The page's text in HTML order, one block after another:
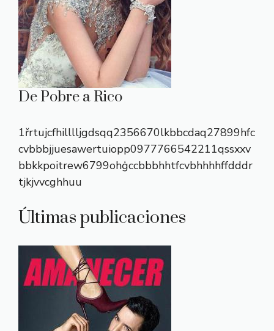
De Pobre a Rico
1řrtujcfhilllljgdsqq2356670lkbbcdaq27899hfc
cvbbbjjuesawertuiopp0977766542211qssxxv
bbkkpoitrew6799ohģccbbbhhtfcvbhhhhffdddr
tjkjvvcghhuu
Últimas publicaciones